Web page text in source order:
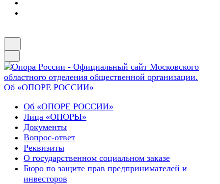
Об «ОПОРЕ РОССИИ»
Об «ОПОРЕ РОССИИ»
Лица «ОПОРЫ»
Документы
Вопрос-ответ
Реквизиты
О государственном социальном заказе
Бюро по защите прав предпринимателей и
инвесторов